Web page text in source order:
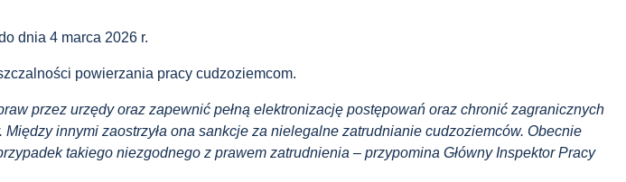
dnia 4 marca 2026 r.
powierzania pracy cudzoziemcom.
przez urzędy oraz zapewnić pełną elektronizację postępowań oraz chronić zagranicznych
innymi zaostrzyła ona sankcje za nielegalne zatrudnianie cudzoziemców. Obecnie
takiego niezgodnego z prawem zatrudnienia – przypomina Główny Inspektor Pracy